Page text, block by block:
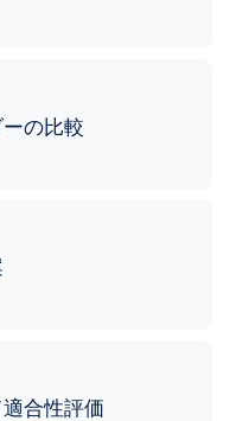
の比較
合性評価